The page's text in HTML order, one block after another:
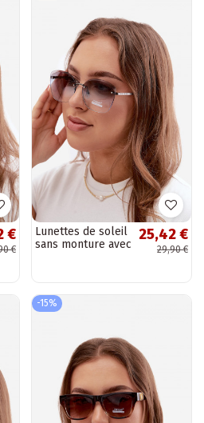
€
€
Lunettes de soleil
sans monture avec
25,42 €
29,90 €
-15%